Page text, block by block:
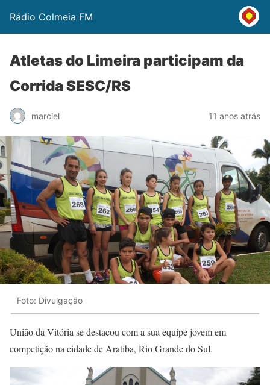
Rádio Colmeia FM
Atletas do Limeira participam da
Corrida SESC/RS
marciel 11 anos atrás
Foto: Divulgação
União da Vitória se destacou com a sua equipe jovem em
competição na cidade de Aratiba, Rio Grande do Sul.